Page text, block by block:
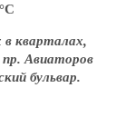
C
в кварталах,
Авиаторов
бульвар.